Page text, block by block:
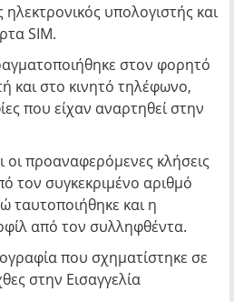
υπολογιστής και
SIM.
στον φορητό
και στο κινητό τηλέφωνο,
που είχαν αναρτηθεί στην
οι προαναφερόμενες κλήσεις
τον συγκεκριμένο αριθμό
ταυτοποιήθηκε και η
από τον συλληφθέντα.
που σχηματίστηκε σε
στην Εισαγγελία